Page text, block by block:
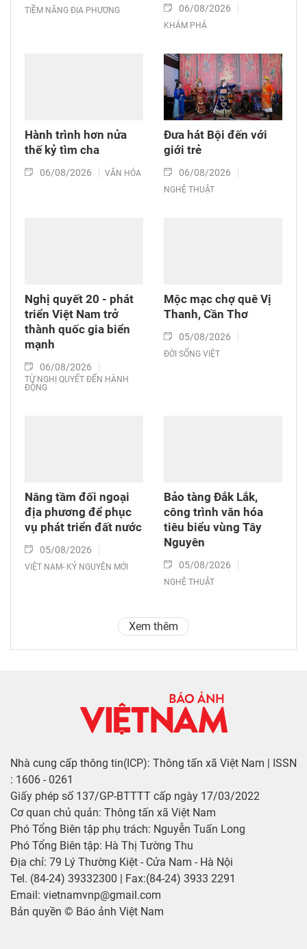
TIỀM NĂNG ĐỊA PHƯƠNG 06/08/2026
KHÁM PHÁ
Hành trình hơn nửa
thế kỷ tìm cha
06/08/2026 VĂN HÓA
Đưa hát Bội đến với
giới trẻ
06/08/2026
NGHỆ THUẬT
Nghị quyết 20 - phát
triển Việt Nam trở
thành quốc gia biển
mạnh
06/08/2026
TỪ NGHỊ QUYẾT ĐẾN HÀNH
ĐỘNG
Mộc mạc chợ quê Vị
Thanh, Cần Thơ
05/08/2026
ĐỜI SỐNG VIỆT
Nâng tầm đối ngoại
địa phương để phục
vụ phát triển đất nước
05/08/2026
VIỆT NAM- KỶ NGUYÊN MỚI
Bảo tàng Đắk Lắk,
công trình văn hóa
tiêu biểu vùng Tây
Nguyên
05/08/2026
NGHỆ THUẬT
Xem thêm
Nhà cung cấp thông tin(ICP): Thông tấn xã Việt Nam | ISSN
: 1606 - 0261
Giấy phép số 137/GP-BTTTT cấp ngày 17/03/2022
Cơ quan chủ quản: Thông tấn xã Việt Nam
Phó Tổng Biên tập phụ trách: Nguyễn Tuấn Long
Phó Tổng Biên tập: Hà Thị Tường Thu
Địa chỉ: 79 Lý Thường Kiệt - Cửa Nam - Hà Nội
Tel. (84-24) 39332300 | Fax:(84-24) 3933 2291
Email: vietnamvnp@gmail.com
Bản quyền © Báo ảnh Việt Nam